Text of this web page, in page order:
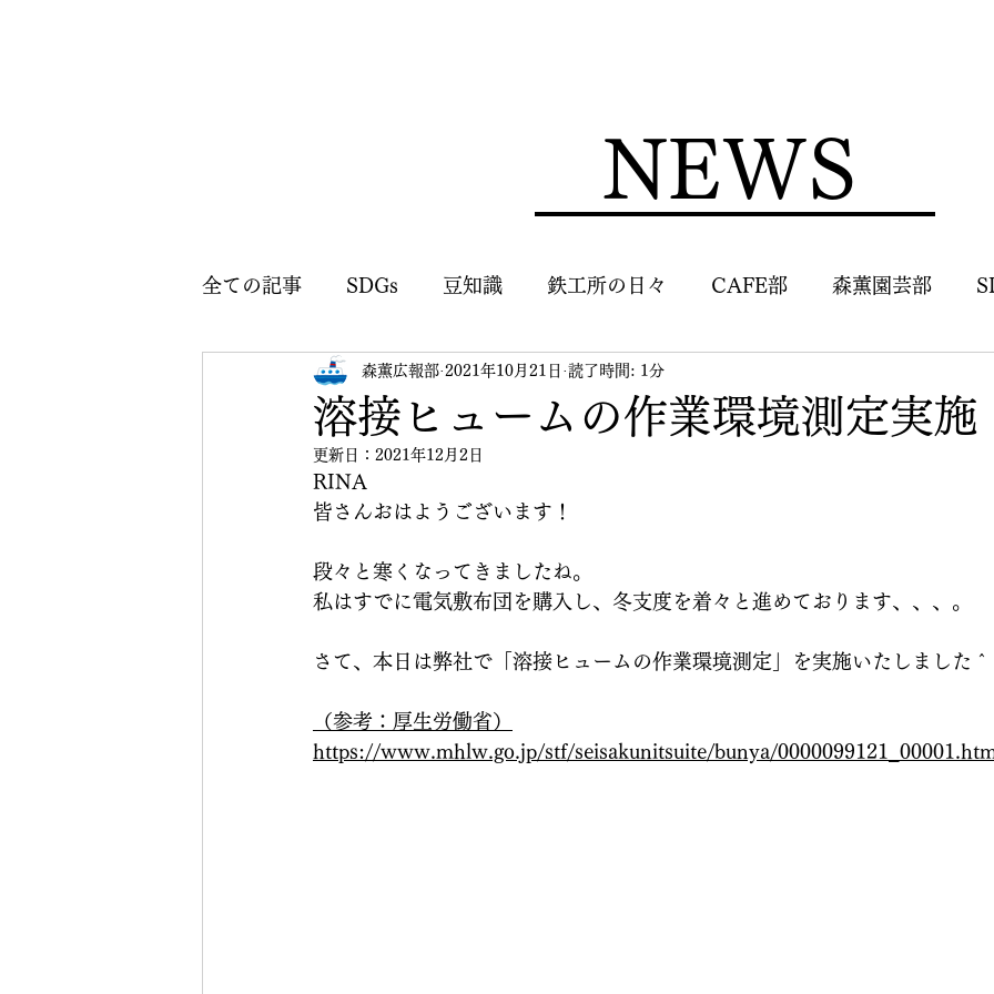
NEWS
全ての記事 SDGs 豆知識 鉄工所の日々 CAFE部 森薫園芸部
森薫広報部のお知らせ
溶接ヒュームの作業環境測定実施
森薫広報部 2021年10月21日 読了時間: 1分
更新日： 2021年12月2日
RINA
皆さんおはようございます！
段々と寒くなってきましたね。
私はすでに電気敷布団を購入し、冬支度を着々と進めております、、、。
さて、本日は弊社で「溶接ヒュームの作業環境測定」を実施いたしました
（参考：厚生労働省）
https://www.mhlw.go.jp/stf/seisakunitsuite/bunya/